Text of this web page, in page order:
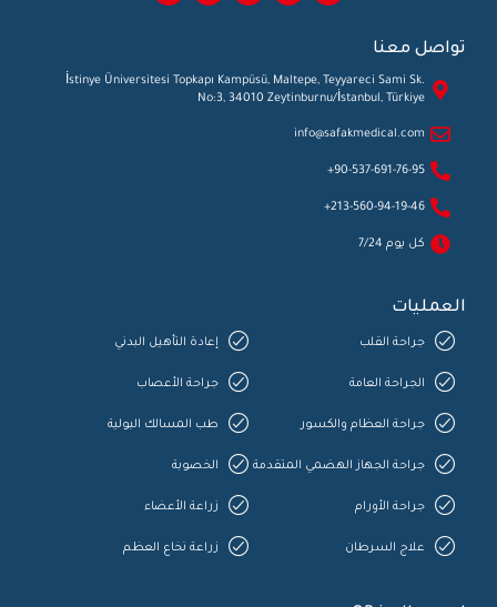
تواصل معنا
İstinye Üniversitesi Topkapı Kampüsü, Maltepe, Teyyareci Sami Sk.
No:3, 34010 Zeytinburnu/İstanbul, Türkiye
info@safakmedical.com
90-537-691-76-95+
213-560-94-19-46+
كل يوم 7/24
العمليات
جراحة القلب
الجراحة العامة
جراحة العظام والكسور
جراحة الجهاز الهضمي المتقدمة
جراحة الأورام
علاج السرطان
إعادة التأهيل البدني
جراحة الأعصاب
طب المسالك البولية
الخصوبة
زراعة الأعضاء
زراعة نخاع العظم